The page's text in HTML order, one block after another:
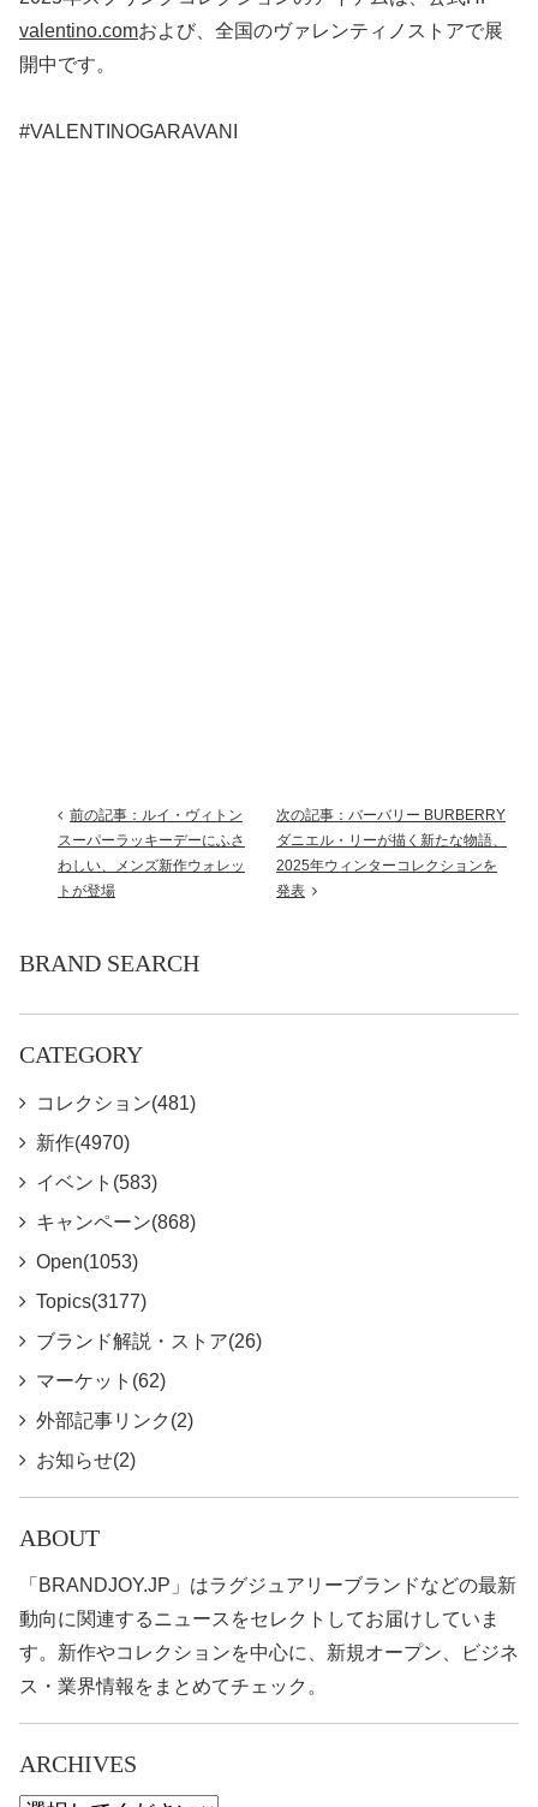
valentino.comおよび、全国のヴァレンティノストアで展
開中です。
#VALENTINOGARAVANI
前の記事：ルイ・ヴィトン
スーパーラッキーデーにふさ
わしい、メンズ新作ウォレッ
トが登場
次の記事：バーバリー BURBERRY
ダニエル・リーが描く新たな物語、
2025年ウィンターコレクションを
発表
BRAND SEARCH
CATEGORY
コレクション(481)
新作(4970)
イベント(583)
キャンペーン(868)
Open(1053)
Topics(3177)
ブランド解説・ストア(26)
マーケット(62)
外部記事リンク(2)
お知らせ(2)
ABOUT
「BRANDJOY.JP」はラグジュアリーブランドなどの最新
動向に関連するニュースをセレクトしてお届けしていま
す。新作やコレクションを中心に、新規オープン、ビジネ
ス・業界情報をまとめてチェック。
ARCHIVES